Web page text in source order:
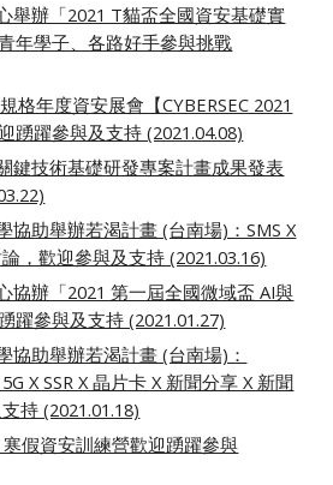
舉辦「2021 T貓盃全國資安基礎實
年學子、各路好手參與挑戰
格年度資安展會【CYBERSEC 2021
踴躍參與及支持 (2021.04.08)
鍵技術基礎研發專案計畫成果發表
協助舉辦若渴計畫 (台南場)：SMS X
，歡迎參與及支持 (2021.03.16)
協辦「2021 第一屆全國微域盃 AI與
躍參與及支持 (2021.01.27)
協助舉辦若渴計畫 (台南場)：
X SSR X 晶片卡 X 新聞分享 X 新聞
持 (2021.01.18)
假資安訓練營歡迎踴躍參與